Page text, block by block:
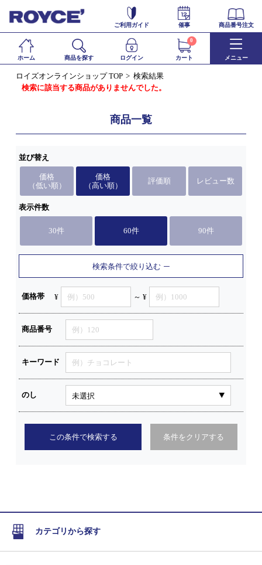
ご利用ガイド 催事 商品番号注文
ホーム 商品を探す ログイン カート
0
メニュー
ロイズオンラインショップ TOP
検索結果
検索に該当する商品がありませんでした。
商品一覧
並び替え
価格
（低い順）
価格
（高い順）
評価順 レビュー数
表示件数
30件 60件 90件
検索条件で絞り込む
価格帯 ¥ ～ ¥
商品番号
キーワード
のし
この条件で検索する 条件をクリアする
カテゴリから探す